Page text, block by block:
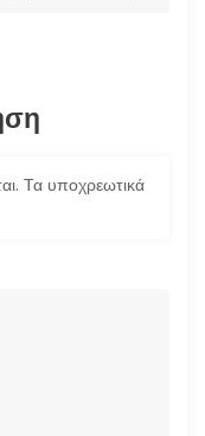
Τα υποχρεωτικά